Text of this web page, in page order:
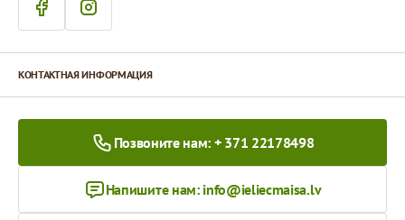
КОНТАКТНАЯ ИНФОРМАЦИЯ
Позвоните нам: + 371 22178498
Напишите нам: info@ieliecmaisa.lv